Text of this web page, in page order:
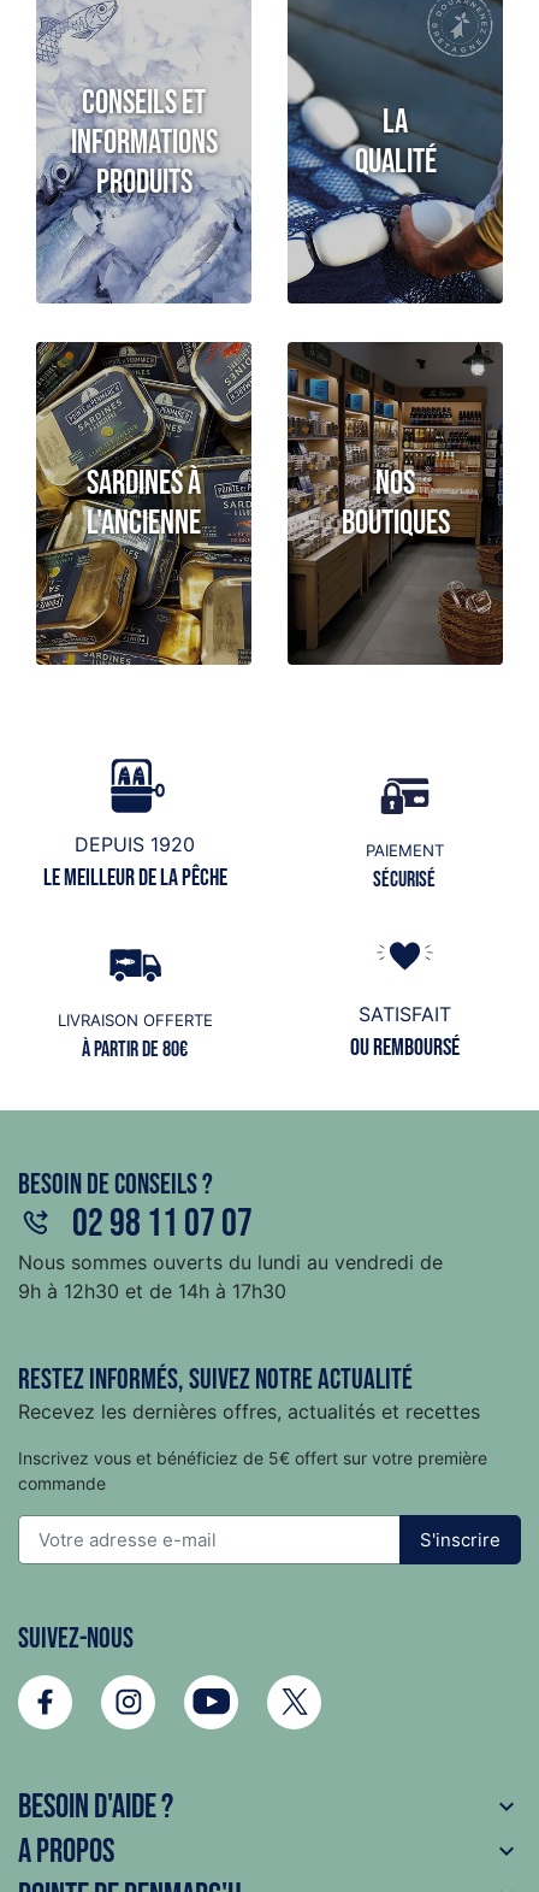
Conseils et
informations
produits
La
qualité
Sardines à
l'ancienne
Nos
boutiques
DEPUIS 1920
Le meilleur de la pêche
PAIEMENT
Sécurisé
LIVRAISON OFFERTE
à partir de 80€
SATISFAIT
ou remboursé
Besoin de conseils ?
02 98 11 07 07
Nous sommes ouverts du lundi au vendredi de
9h à 12h30 et de 14h à 17h30
Restez informés, suivez notre actualité
Recevez les dernières offres, actualités et recettes
Inscrivez vous et bénéficiez de 5€ offert sur votre première
commande
S'inscrire
Suivez-nous
Besoin d'aide ? 
A propos 